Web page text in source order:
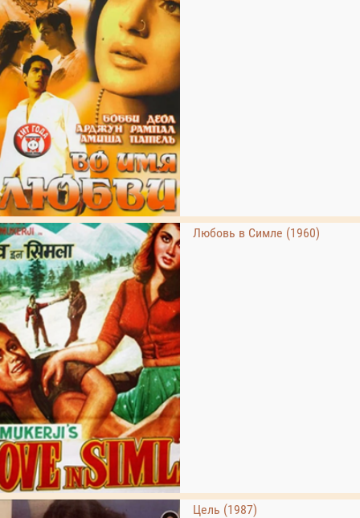
Любовь в Симле (1960)
Цель (1987)